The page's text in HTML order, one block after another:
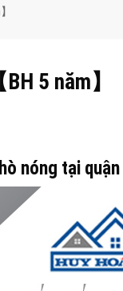
5 năm】
nóng tại